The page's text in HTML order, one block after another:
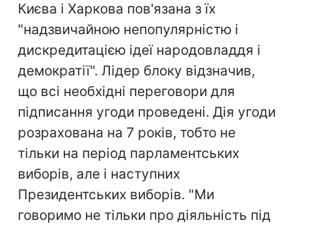
Києва і Харкова пов'язана з їх
"надзвичайною непопулярністю і
дискредитацією ідеї народовладдя і
демократії". Лідер блоку відзначив,
що всі необхідні переговори для
підписання угоди проведені. Дія угоди
розрахована на 7 років, тобто не
тільки на період парламентських
виборів, але і наступних
Президентських виборів. "Ми
говоримо не тільки про діяльність під